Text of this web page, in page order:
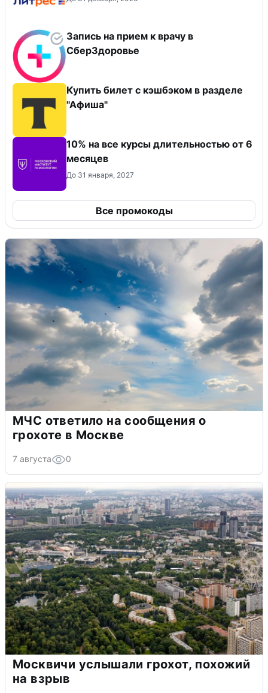
Запись на прием к врачу в
СберЗдоровье
Купить билет с кэшбэком в разделе
"Афиша"
10% на все курсы длительностью от 6
месяцев
До 31 января, 2027
Все промокоды
МЧС ответило на сообщения о
грохоте в Москве
7 августа 0
Москвичи услышали грохот, похожий
на взрыв